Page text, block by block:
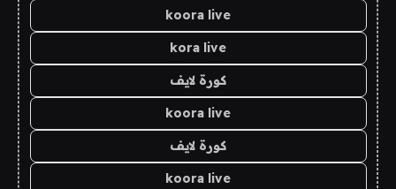
koora live
kora live
كورة لايف
koora live
كورة لايف
koora live